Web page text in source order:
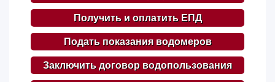
Получить и оплатить ЕПД
Подать показания водомеров
Заключить договор водопользования